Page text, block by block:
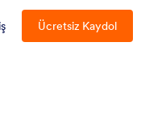
Ücretsiz Kaydol